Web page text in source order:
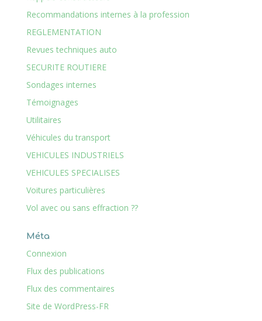
Recommandations internes à la profession
REGLEMENTATION
Revues techniques auto
SECURITE ROUTIERE
Sondages internes
Témoignages
Utilitaires
Véhicules du transport
VEHICULES INDUSTRIELS
VEHICULES SPECIALISES
Voitures particulières
Vol avec ou sans effraction ??
Méta
Connexion
Flux des publications
Flux des commentaires
Site de WordPress-FR